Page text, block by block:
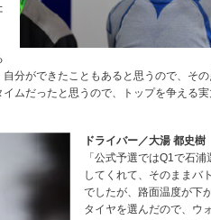
分ができたこともあると思うので、そ
ムだったと思うので、トップを争える
ドライバー／大湯 都史樹
「公式予選ではQ1で石
してくれて、そのままバ
でしたが、路面温度が下
タイヤを選んだので、ウ